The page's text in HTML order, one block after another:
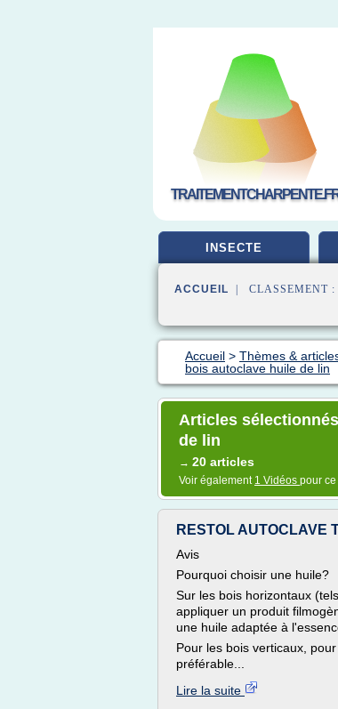
INSECTE
ACCUEIL | CLASSEMENT :
Accueil > Thèmes &
bois autoclave huile de lin
Articles
de lin
→ 20 articles
Voir également 1 Vidéos pour ce
RESTOL AUTOCLAVE
Avis
Pourquoi choisir une huile?
Sur les bois horizontaux
appliquer un produit
une huile adaptée à
Pour les bois verticaux,
préférable...
Lire la suite